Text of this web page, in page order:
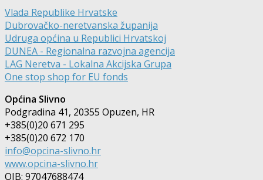
Vlada Republike Hrvatske
Dubrovačko-neretvanska županija
Udruga općina u Republici Hrvatskoj
DUNEA - Regionalna razvojna agencija
LAG Neretva - Lokalna Akcijska Grupa
One stop shop for EU fonds
Općina Slivno
Podgradina 41, 20355 Opuzen, HR
+385(0)20 671 295
+385(0)20 672 170
info@opcina-slivno.hr
www.opcina-slivno.hr
OIB: 97047688474